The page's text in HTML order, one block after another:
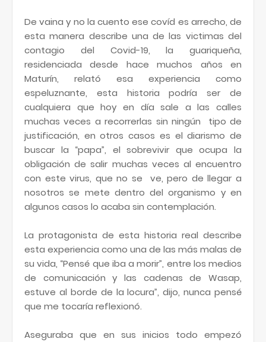
De vaina y no la cuento ese covíd es arrecho, de
esta manera describe una de las victimas del
contagio del Covid-19, la guariqueña,
residenciada desde hace muchos años en
Maturín, relató esa experiencia como
espeluznante, esta historia podría ser de
cualquiera que hoy en día sale a las calles
muchas veces a recorrerlas sin ningún tipo de
justificación, en otros casos es el diarismo de
buscar la “papa”, el sobrevivir que ocupa la
obligación de salir muchas veces al encuentro
con este virus, que no se ve, pero de llegar a
nosotros se mete dentro del organismo y en
algunos casos lo acaba sin contemplación.
La protagonista de esta historia real describe
esta experiencia como una de las más malas de
su vida, “Pensé que iba a morir”, entre los medios
de comunicación y las cadenas de Wasap,
estuve al borde de la locura”, dijo, nunca pensé
que me tocaría reflexionó.
Aseguraba que en sus inicios todo empezó